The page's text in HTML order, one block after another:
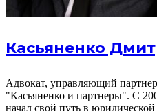
Касьяненко
Адвокат, управляющий
"Касьяненко и партнеры". С
начал свой путь в